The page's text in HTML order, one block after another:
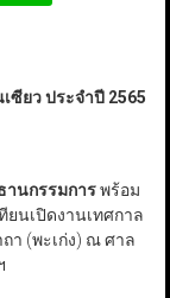
ซียว ประจำปี 2565
านกรรมการพร้อม
นเปิดงานเทศกาล
า (พะเก่ง) ณ ศาล